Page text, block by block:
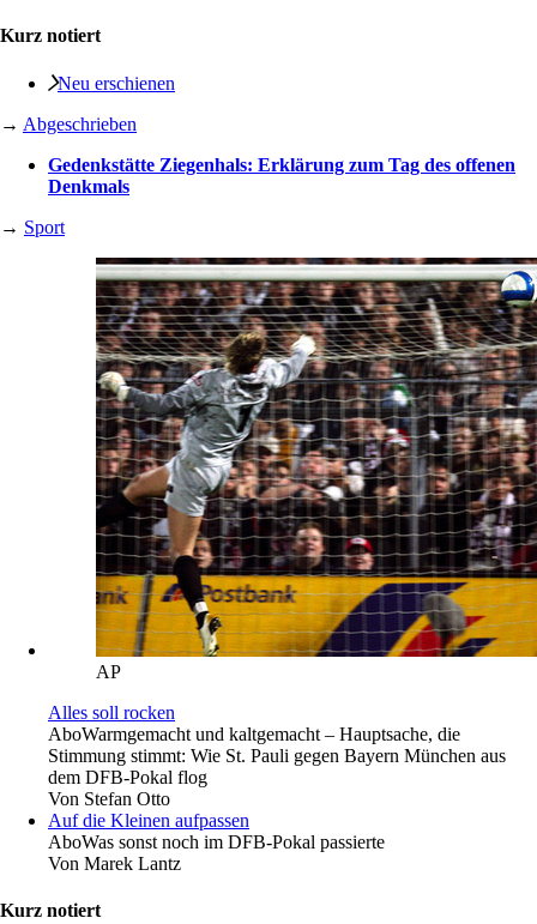
Kurz notiert
Neu erschienen
→ Abgeschrieben
Gedenkstätte Ziegenhals: Erklärung zum Tag des offenen
Denkmals
→ Sport
AP
Alles soll rocken
AboWarmgemacht und kaltgemacht – Hauptsache, die
Stimmung stimmt: Wie St. Pauli gegen Bayern München aus
dem DFB-Pokal flog
Von Stefan Otto
Auf die Kleinen aufpassen
AboWas sonst noch im DFB-Pokal passierte
Von Marek Lantz
Kurz notiert